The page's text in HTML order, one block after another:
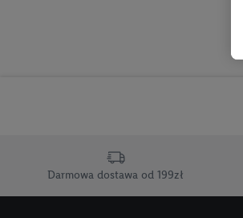
Darmowa dostawa od 199zł